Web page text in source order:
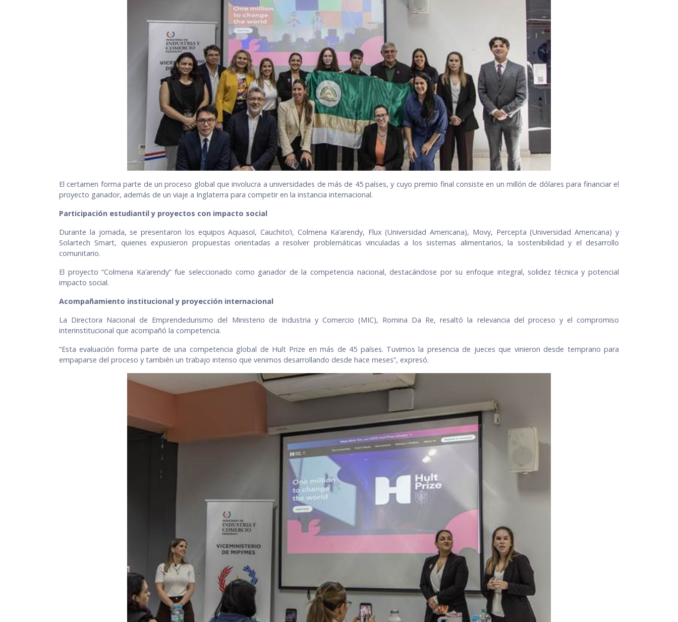
El certamen forma parte de un proceso global que involucra a universidades de más de 45 países, y cuyo premio final consiste en un millón de dólares para financiar el
proyecto ganador, además de un viaje a Inglaterra para competir en la instancia internacional.
Participación estudiantil y proyectos con impacto social
Durante la jornada, se presentaron los equipos Aquasol, Cauchito’i, Colmena Ka’arendy, Flux (Universidad Americana), Movy, Percepta (Universidad Americana) y
Solartech Smart, quienes expusieron propuestas orientadas a resolver problemáticas vinculadas a los sistemas alimentarios, la sostenibilidad y el desarrollo
comunitario.
El proyecto “Colmena Ka’arendy” fue seleccionado como ganador de la competencia nacional, destacándose por su enfoque integral, solidez técnica y potencial
impacto social.
Acompañamiento institucional y proyección internacional
La Directora Nacional de Emprendedurismo del Ministerio de Industria y Comercio (MIC), Romina Da Re, resaltó la relevancia del proceso y el compromiso
interinstitucional que acompañó la competencia.
“Esta evaluación forma parte de una competencia global de Hult Prize en más de 45 países. Tuvimos la presencia de jueces que vinieron desde temprano para
empaparse del proceso y también un trabajo intenso que venimos desarrollando desde hace meses”, expresó.